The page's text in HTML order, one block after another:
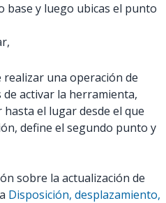
base y luego ubicas el punto
realizar una operación de
de activar la herramienta,
el lugar desde el que
define el segundo punto y
sobre la actualización de
Disposición, desplazamiento,